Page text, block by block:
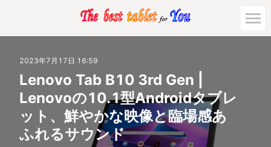
2023年7月17日 16:59
Lenovo Tab B10 3rd Gen |
Lenovoの10.1型Androidタブレ
ット、鮮やかな映像と臨場感あ
ふれるサウンド